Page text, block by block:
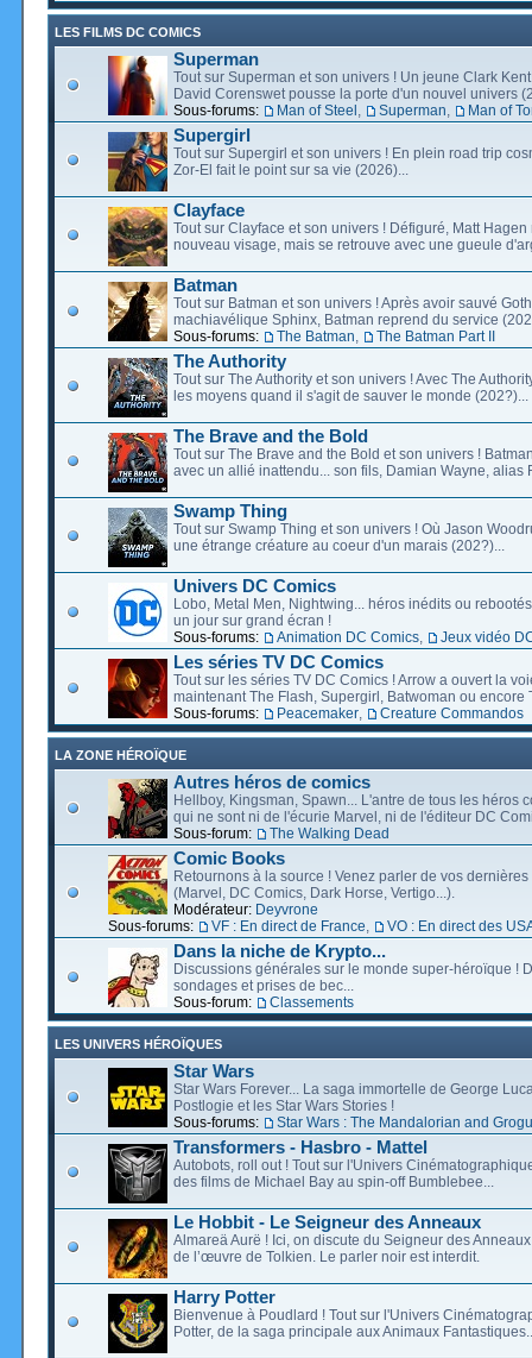
LES FILMS DC COMICS
Superman
Tout sur Superman et son univers ! Un jeune Clark
David Corenswet pousse la porte d'un nouvel univers
Sous-forums:
Man of Steel Superman Man of
Supergirl
Tout sur Supergirl et son univers ! En plein road trip
Zor-El fait le point sur sa vie (2026)...
Clayface
Tout sur Clayface et son univers ! Défiguré, Matt Hagen
nouveau visage, mais se retrouve avec une gueule
Batman
Tout sur Batman et son univers ! Après avoir sauvé
machiavélique Sphinx, Batman reprend du service
Sous-forums:
The Batman The Batman Part II
The Authority
Tout sur The Authority et son univers ! Avec The
les moyens quand il s'agit de sauver le monde (202?)...
The Brave and the Bold
Tout sur The Brave and the Bold et son univers !
avec un allié inattendu... son fils, Damian Wayne, alias
Swamp Thing
Tout sur Swamp Thing et son univers ! Où Jason
une étrange créature au coeur d'un marais (202?)...
Univers DC Comics
Lobo, Metal Men, Nightwing... héros inédits ou
un jour sur grand écran !
Sous-forums:
Animation DC Comics Jeux vidéo
Les séries TV DC Comics
Tout sur les séries TV DC Comics ! Arrow a ouvert la
maintenant The Flash, Supergirl, Batwoman ou encore
Sous-forums:
Peacemaker Creature Commandos
LA ZONE HÉROÏQUE
Autres héros de comics
Hellboy, Kingsman, Spawn... L'antre de tous les héros
qui ne sont ni de l'écurie Marvel, ni de l'éditeur DC
Sous-forum:
The Walking Dead
Comic Books
Retournons à la source ! Venez parler de vos dernières
(Marvel, DC Comics, Dark Horse, Vertigo...).
Modérateur: Deyvrone
Sous-forums:
VF : En direct de France VO : En direct des
Dans la niche de Krypto...
Discussions générales sur le monde super-héroïque !
sondages et prises de bec...
Sous-forum:
Classements
LES UNIVERS HÉROÏQUES
Star Wars
Star Wars Forever... La saga immortelle de George
Postlogie et les Star Wars Stories !
Sous-forums:
Star Wars : The Mandalorian and Grogu
Transformers - Hasbro - Mattel
Autobots, roll out ! Tout sur l'Univers
des films de Michael Bay au spin-off Bumblebee...
Le Hobbit - Le Seigneur des Anneaux
Almareä Aurë ! Ici, on discute du Seigneur des
de l’œuvre de Tolkien. Le parler noir est interdit.
Harry Potter
Bienvenue à Poudlard ! Tout sur l'Univers
Potter, de la saga principale aux Animaux